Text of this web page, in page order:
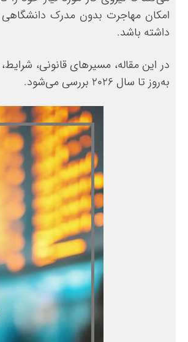
امکان مهاجرت بدون مدرک دانشگاهی
داشته باشد.
در این مقاله، مسیرهای قانونی،
به‌روز تا سال ۲۰۲۶ بررسی می‌شود.